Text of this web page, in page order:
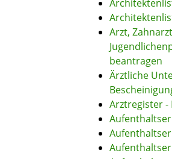
Arzt,
beantragen
Ärztliche
Arztregister -